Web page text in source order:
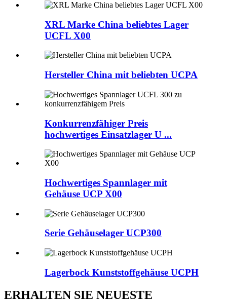
XRL Marke China beliebtes Lager
UCFL X00
Hersteller China mit beliebten UCPA
Konkurrenzfähiger Preis
hochwertiges Einsatzlager U ...
Hochwertiges Spannlager mit
Gehäuse UCP X00
Serie Gehäuselager UCP300
Lagerbock Kunststoffgehäuse UCPH
ERHALTEN SIE NEUESTE